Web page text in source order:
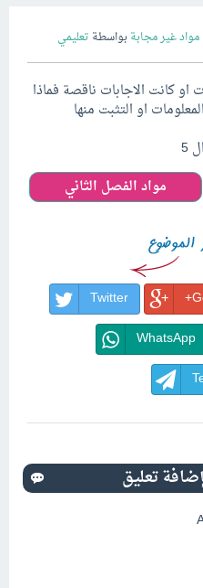
مواد غير مجابةبواسطة تعليمي
او كانت الاجابات ناقصة فماذا
او التثبت منها
مواد الفصل الثاني
Twitter
WhatsApp